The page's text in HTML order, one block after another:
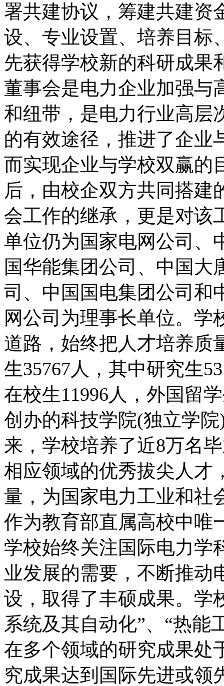
署共建协议，筹建共建资
设、专业设置、培养目标
先获得学校新的科研成果
董事会是电力企业加强与
和纽带，是电力行业高层
的有效途径，推进了企业
而实现企业与学校双赢的
后，由校企双方共同搭建
会工作的继承，更是对该
单位仍为国家电网公司、
国华能集团公司、中国大
司、中国国电集团公司和
网公司为理事长单位。学
道路，始终把人才培养质
生35767人，其中研究生
在校生11996人，外国留
创办的科技学院(独立学
来，学校培养了近8万名
相应领域的优秀拔尖人才
量，为国家电力工业和社
作为教育部直属高校中唯
学校始终关注国际电力学
业发展的需要，不断推动
设，取得了丰硕成果。
系统及其自动化”、“热能
在多个领域的研究成果处
究成果达到国际先进或领